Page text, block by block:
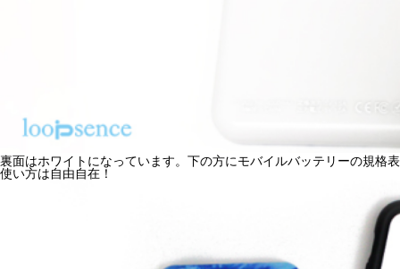
裏面はホワイトになっています。下の方にモバイルバッテリーの規格
使い方は自由自在！